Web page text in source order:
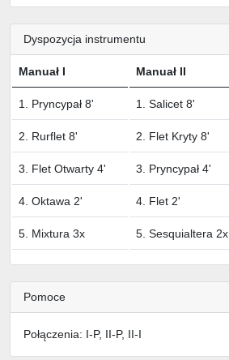
Dyspozycja instrumentu
Manuał I Manuał II
1. Pryncypał 8' 1. Salicet 8'
2. Rurflet 8' 2. Flet Kryty 8'
3. Flet Otwarty 4' 3. Pryncypał 4'
4. Oktawa 2' 4. Flet 2'
5. Mixtura 3x 5. Sesquialtera 2x
Pomoce
Połączenia: I-P, II-P, II-I